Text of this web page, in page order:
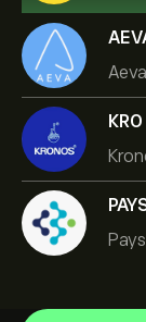
KRO